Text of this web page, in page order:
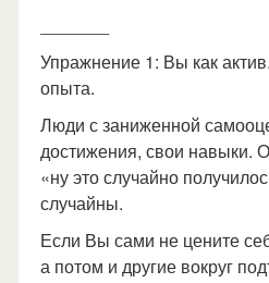
Упражнение 1: Вы как
опыта.
Люди с заниженной
достижения, свои навыки.
«ну это случайно
случайны.
Если Вы сами не цените
а потом и другие вокруг